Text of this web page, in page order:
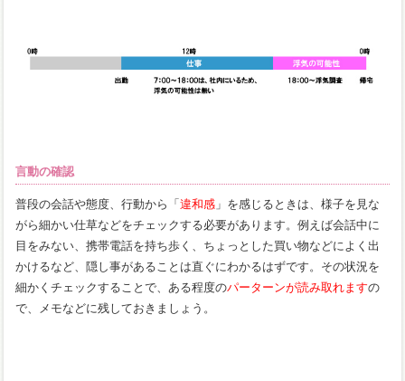
言動の確認
普段の会話や態度、行動から「違和感 」を感じるときは、様子を見な
がら細かい仕草などをチェックする必要があります。例えば会話中に
目をみない、携帯電話を持ち歩く、ちょっとした買い物などによく出
かけるなど、隠し事があることは直ぐにわかるはずです。その状況を
細かくチェックすることで、ある程度のパーターンが読み取れますの
で、メモなどに残しておきましょう。